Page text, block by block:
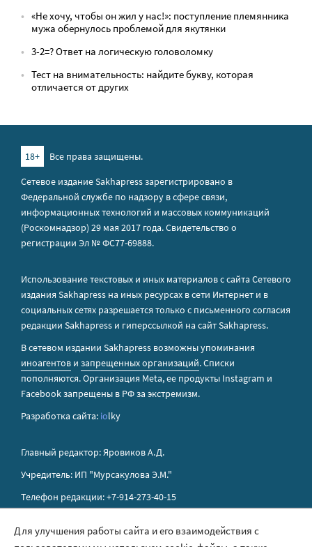
«Не хочу, чтобы он жил у нас!»: поступление племянника
мужа обернулось проблемой для якутянки
3-2=? Ответ на логическую головоломку
Тест на внимательность: найдите букву, которая
отличается от других
18+
Все права защищены.
Сетевое издание Sakhapress зарегистрировано в
Федеральной службе по надзору в сфере связи,
информационных технологий и массовых коммуникаций
(Роскомнадзор) 29 мая 2017 года. Свидетельство о
регистрации Эл № ФС77-69888.
Использование текстовых и иных материалов с сайта Сетевого
издания Sakhapress на иных ресурсах в сети Интернет и в
социальных сетях разрешается только с письменного согласия
редакции Sakhapress и гиперссылкой на сайт Sakhapress.
В сетевом издании Sakhapress возможны упоминания
иноагентов и запрещенных организаций. Списки
пополняются. Организация Metа, ее продукты Instagram и
Facebook запрещены в РФ за экстремизм.
Разработка сайта: iolky
Главный редактор: Яровиков А.Д.
Учредитель: ИП "Мурсакулова Э.М."
Телефон редакции: +7-914-273-40-15
Для улучшения работы сайта и его взаимодействия с